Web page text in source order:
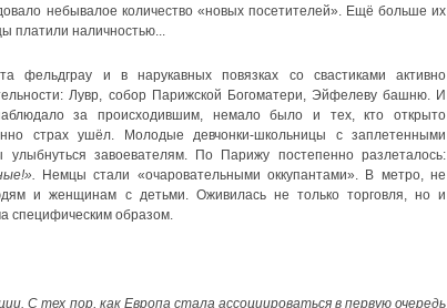
небывалое количество «новых посетителей». Ещё больше их
платили наличностью...
фельдграу и в нарукавных повязках со свастиками активно
Лувр, собор Парижской Богоматери, Эйфелеву башню. И
за происходившим, немало было и тех, кто открыто
страх ушёл. Молодые девчонки-школьницы с заплетенными
улыбнуться завоевателям. По Парижу постепенно разлеталось:
Немцы стали «очаровательными оккупантами». В метро, не
и женщинам с детьми. Оживилась не только торговля, но и
специфическим образом.
С тех пор, как Европа стала ассоциироваться в первую очередь